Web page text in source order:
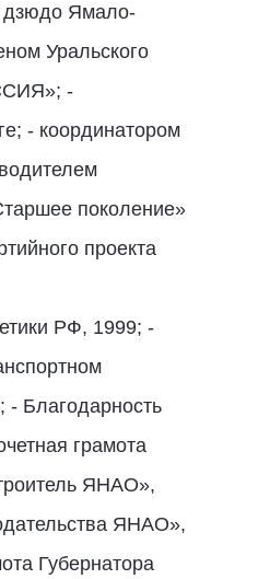
дзюдо Ямало-
Уральского
-
- координатором
поколение»
проекта
РФ, 1999; -
- Благодарность
грамота
ЯНАО»,
ЯНАО»,
Губернатора